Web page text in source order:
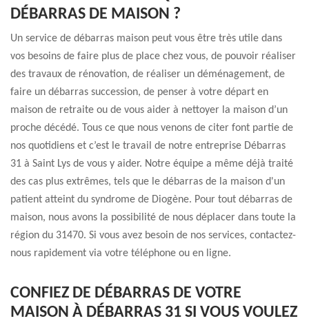
DÉBARRAS DE MAISON ?
Un service de débarras maison peut vous être très utile dans
vos besoins de faire plus de place chez vous, de pouvoir réaliser
des travaux de rénovation, de réaliser un déménagement, de
faire un débarras succession, de penser à votre départ en
maison de retraite ou de vous aider à nettoyer la maison d’un
proche décédé. Tous ce que nous venons de citer font partie de
nos quotidiens et c’est le travail de notre entreprise Débarras
31 à Saint Lys de vous y aider. Notre équipe a même déjà traité
des cas plus extrêmes, tels que le débarras de la maison d'un
patient atteint du syndrome de Diogène. Pour tout débarras de
maison, nous avons la possibilité de nous déplacer dans toute la
région du 31470. Si vous avez besoin de nos services, contactez-
nous rapidement via votre téléphone ou en ligne.
CONFIEZ DE DÉBARRAS DE VOTRE
MAISON À DÉBARRAS 31 SI VOUS VOULEZ